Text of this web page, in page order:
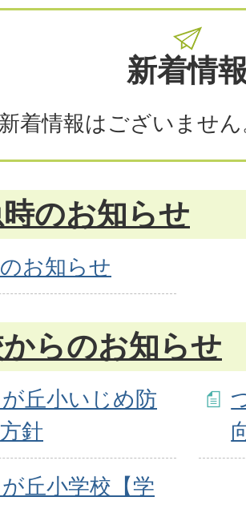
新着情
着情報はございませ
のお知らせ
お知らせ
らのお知らせ
丘小いじめ防
針
丘小学校【学